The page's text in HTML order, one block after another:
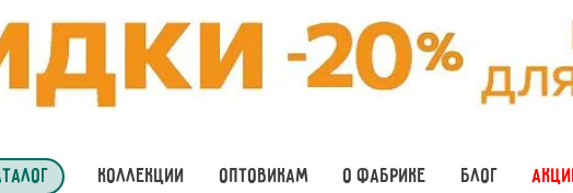
КОЛЛЕКЦИИ ОПТОВИКАМ О ФАБРИКЕ БЛОГ